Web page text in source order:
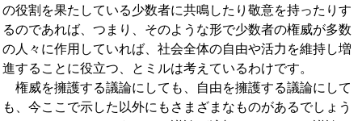
の役割を果たしている少数者に共鳴したり敬意を持ったりす
るのであれば、つまり、そのような形で少数者の権威が多数
の人々に作用していれば、社会全体の自由や活力を維持し増
進することに役立つ、とミルは考えているわけです。
権威を擁護する議論にしても、自由を擁護する議論にして
も、今ここで示した以外にもさまざまなものがあるでしょう